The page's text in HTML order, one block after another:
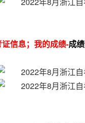
信息；我的成绩-成